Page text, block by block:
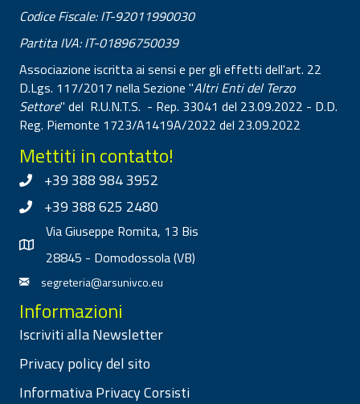
Codice Fiscale: IT-92011990030
Partita IVA: IT-01896750039
Associazione iscritta ai sensi e per gli effetti dell'art. 22
D.Lgs. 117/2017 nella Sezione "Altri Enti del Terzo
Settore" del R.U.N.T.S. - Rep. 33041 del 23.09.2022 - D.D.
Reg. Piemonte 1723/A1419A/2022 del 23.09.2022
Mettiti in contatto!
+39 388 984 3952
+39 388 625 2480
Via Giuseppe Romita, 13 Bis
28845 - Domodossola (VB)
segreteria@arsunivco.eu
Informazioni
Iscriviti alla Newsletter
Privacy policy del sito
Informativa Privacy Corsisti